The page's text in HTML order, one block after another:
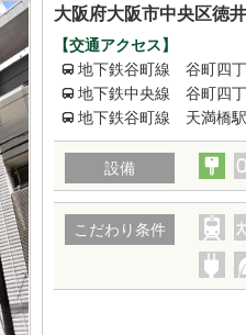
大阪府大阪市中央区徳
【交通アクセス】
地下鉄谷町線 谷町四
地下鉄中央線 谷町四
地下鉄谷町線 天満橋
設備
こだわり条件